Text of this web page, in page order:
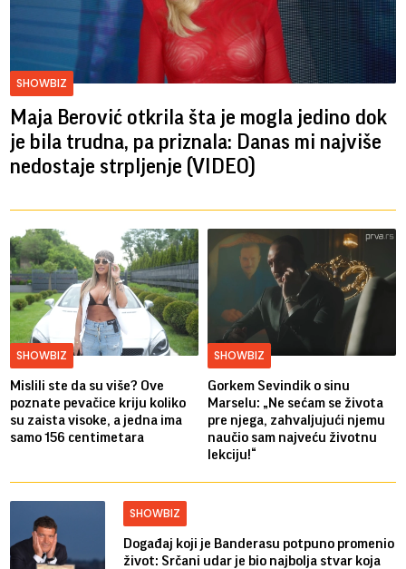
SHOWBIZ
Maja Berović otkrila šta je mogla jedino dok
je bila trudna, pa priznala: Danas mi najviše
nedostaje strpljenje (VIDEO)
SHOWBIZ
Mislili ste da su više? Ove
poznate pevačice kriju koliko
su zaista visoke, a jedna ima
samo 156 centimetara
SHOWBIZ
Gorkem Sevindik o sinu
Marselu: „Ne sećam se života
pre njega, zahvaljujući njemu
naučio sam najveću životnu
lekciju!“
SHOWBIZ
Događaj koji je Banderasu potpuno promenio
život: Srčani udar je bio najbolja stvar koja